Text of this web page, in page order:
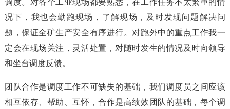
调度。对各个工业现场都要熟悉，在工作任务不太繁重的情
况下，我也会勤跑现场，了解现场，及时发现问题解决问
题，保证全矿生产安全有序进行。对跑外中的重点工作我一
定会在现场关注，灵活处置，对随时发生的情况及时向领导
和坐台调度反馈。
团队合作是调度工作不可缺失的基础，我们调度员之间应该
相互依存、帮助、互怀，合作是高绩效团队的基础，每个调